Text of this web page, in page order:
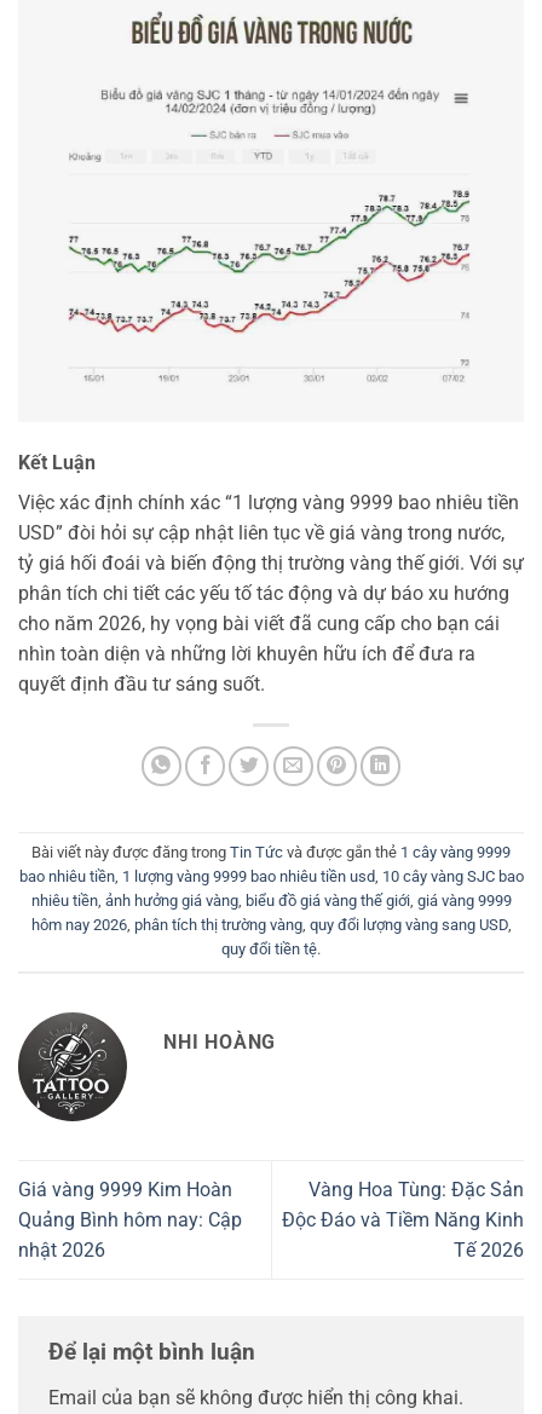
Kết Luận
Việc xác định chính xác “1 lượng vàng 9999 bao nhiêu tiền
USD” đòi hỏi sự cập nhật liên tục về giá vàng trong nước,
tỷ giá hối đoái và biến động thị trường vàng thế giới. Với sự
phân tích chi tiết các yếu tố tác động và dự báo xu hướng
cho năm 2026, hy vọng bài viết đã cung cấp cho bạn cái
nhìn toàn diện và những lời khuyên hữu ích để đưa ra
quyết định đầu tư sáng suốt.
Bài viết này được đăng trong Tin Tức và được gắn thẻ 1 cây vàng 9999
bao nhiêu tiền, 1 lượng vàng 9999 bao nhiêu tiền usd 10 cây vàng SJC bao
nhiêu tiền, ảnh hưởng giá vàng, biểu đồ giá vàng thế giới, giá vàng 9999
hôm nay 2026, phân tích thị trường vàng, quy đổi lượng vàng sang USD,
quy đổi tiền tệ.
NHI HOÀNG
Giá vàng 9999 Kim Hoàn
Quảng Bình hôm nay: Cập
nhật 2026
Vàng Hoa Tùng: Đặc Sản
Độc Đáo và Tiềm Năng Kinh
Tế 2026
Để lại một bình luận
Email của bạn sẽ không được hiển thị công khai.